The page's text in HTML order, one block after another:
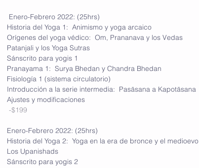
Enero-Febrero 2022: (25hrs)
Historia del Yoga 1:  Animismo y yoga arcaico
Orígenes del yoga védico:  Om, Prananava y los Vedas
Patanjali y los Yoga Sutras
Sánscrito para yogis 1
Pranayama 1:  Surya Bhedan y Chandra Bhedan
Fisiología 1 (sistema circulatorio)
Introducción a la serie intermedia:  Pasāsana a Kapotāsana
Ajustes y modificaciones
-$199
Enero-Febrero 2022: (25hrs)
Historia del Yoga 2:  Yoga en la era de bronce y el medioevo
Los Upanishads
Sánscrito para yogis 2